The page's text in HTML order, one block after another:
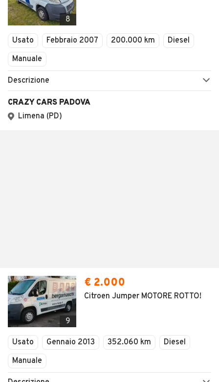
8
Usato Febbraio 2007 200.000 km
Diesel
Manuale
Descrizione
CRAZY CARS PADOVA
Limena (PD)
9
€ 2.000
Citroen Jumper MOTORE ROTTO!
Usato Gennaio 2013 352.060 km
Diesel
Manuale